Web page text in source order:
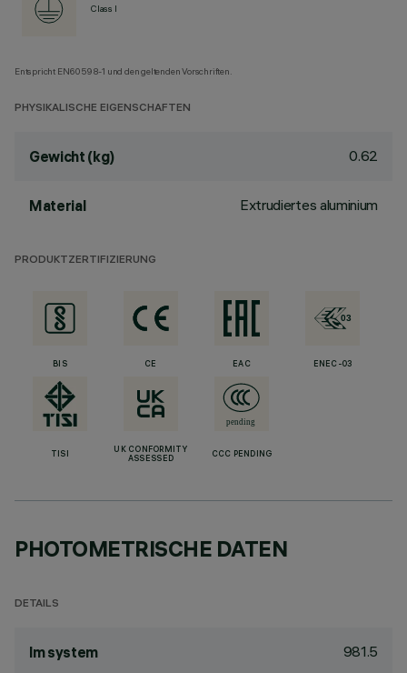
Class I
Entspricht EN60598-1 und den geltenden Vorschriften.
PHYSIKALISCHE EIGENSCHAFTEN
Gewicht (kg) 0.62
Material Extrudiertes aluminium
PRODUKTZERTIFIZIERUNG
BIS CE EAC ENEC-03
TISI
UK CONFORMITY
ASSESSED
CCC PENDING
PHOTOMETRISCHE DATEN
DETAILS
lm system 981.5